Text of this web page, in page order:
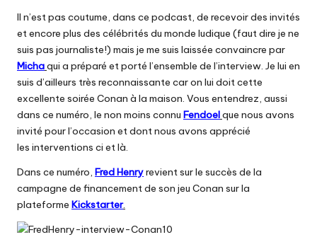
Il n’est pas coutume, dans ce podcast, de recevoir des invités
et encore plus des célébrités du monde ludique (faut dire je ne
suis pas journaliste!) mais je me suis laissée convaincre par
Michaqui a préparé et porté l’ensemble de l’interview. Je lui en
suis d’ailleurs très reconnaissante car on lui doit cette
excellente soirée Conan à la maison. Vous entendrez, aussi
dans ce numéro, le non moins connu Fendoelque nous avons
invité pour l’occasion et dont nous avons apprécié
les interventions ci et là.
Dans ce numéro, Fred Henryrevient sur le succès de la
campagne de financement de son jeu Conan sur la
plateforme Kickstarter.